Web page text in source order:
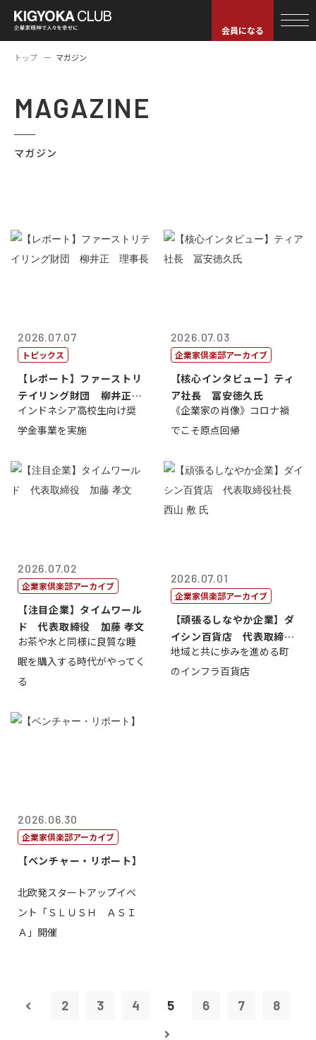
会員になる
トップ マガジン
MAGAZINE
マガジン
2026.07.07
トピックス
【レポート】ファーストリ
テイリング財団 柳井正
理事長
インドネシア高校生向け奨
学金事業を実施
2026.07.03
企業家倶楽部アーカイブ
【核心インタビュー】ティ
ア社長 冨安徳久氏
《企業家の肖像》コロナ禍
でこそ原点回帰
2026.07.02
企業家倶楽部アーカイブ
【注目企業】タイムワール
ド 代表取締役 加藤 孝文
お茶や水と同様に良質な睡
眠を購入する時代がやってく
る
2026.07.01
企業家倶楽部アーカイブ
【頑張るしなやか企業】ダ
イシン百貨店 代表取締役
社長 西山 ...
地域と共に歩みを進める町
のインフラ百貨店
2026.06.30
企業家倶楽部アーカイブ
【ベンチャー・リポート】
北欧発スタートアップイベ
ント「ＳＬＵＳＨ ＡＳＩ
Ａ」開催
2 3 4 5 6 7 8